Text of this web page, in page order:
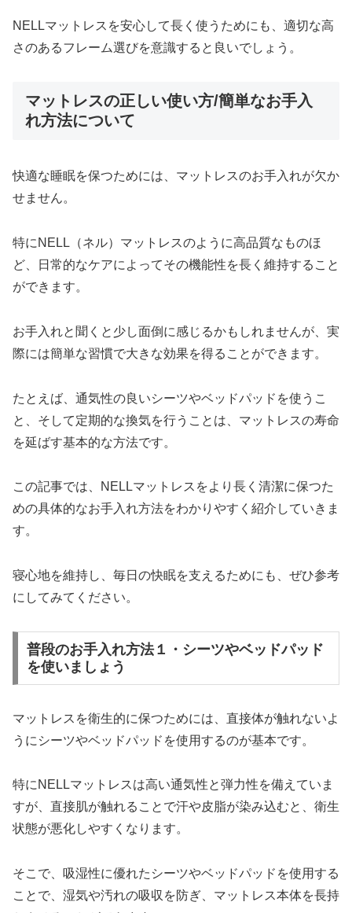
NELLマットレスを安心して長く使うためにも、適切な高
さのあるフレーム選びを意識すると良いでしょう。
マットレスの正しい使い方/簡単なお手入
れ方法について
快適な睡眠を保つためには、マットレスのお手入れが欠か
せません。
特にNELL（ネル）マットレスのように高品質なものほ
ど、日常的なケアによってその機能性を長く維持すること
ができます。
お手入れと聞くと少し面倒に感じるかもしれませんが、実
際には簡単な習慣で大きな効果を得ることができます。
たとえば、通気性の良いシーツやベッドパッドを使うこ
と、そして定期的な換気を行うことは、マットレスの寿命
を延ばす基本的な方法です。
この記事では、NELLマットレスをより長く清潔に保つた
めの具体的なお手入れ方法をわかりやすく紹介していきま
す。
寝心地を維持し、毎日の快眠を支えるためにも、ぜひ参考
にしてみてください。
普段のお手入れ方法１・シーツやベッドパッド
を使いましょう
マットレスを衛生的に保つためには、直接体が触れないよ
うにシーツやベッドパッドを使用するのが基本です。
特にNELLマットレスは高い通気性と弾力性を備えていま
すが、直接肌が触れることで汗や皮脂が染み込むと、衛生
状態が悪化しやすくなります。
そこで、吸湿性に優れたシーツやベッドパッドを使用する
ことで、湿気や汚れの吸収を防ぎ、マットレス本体を長持